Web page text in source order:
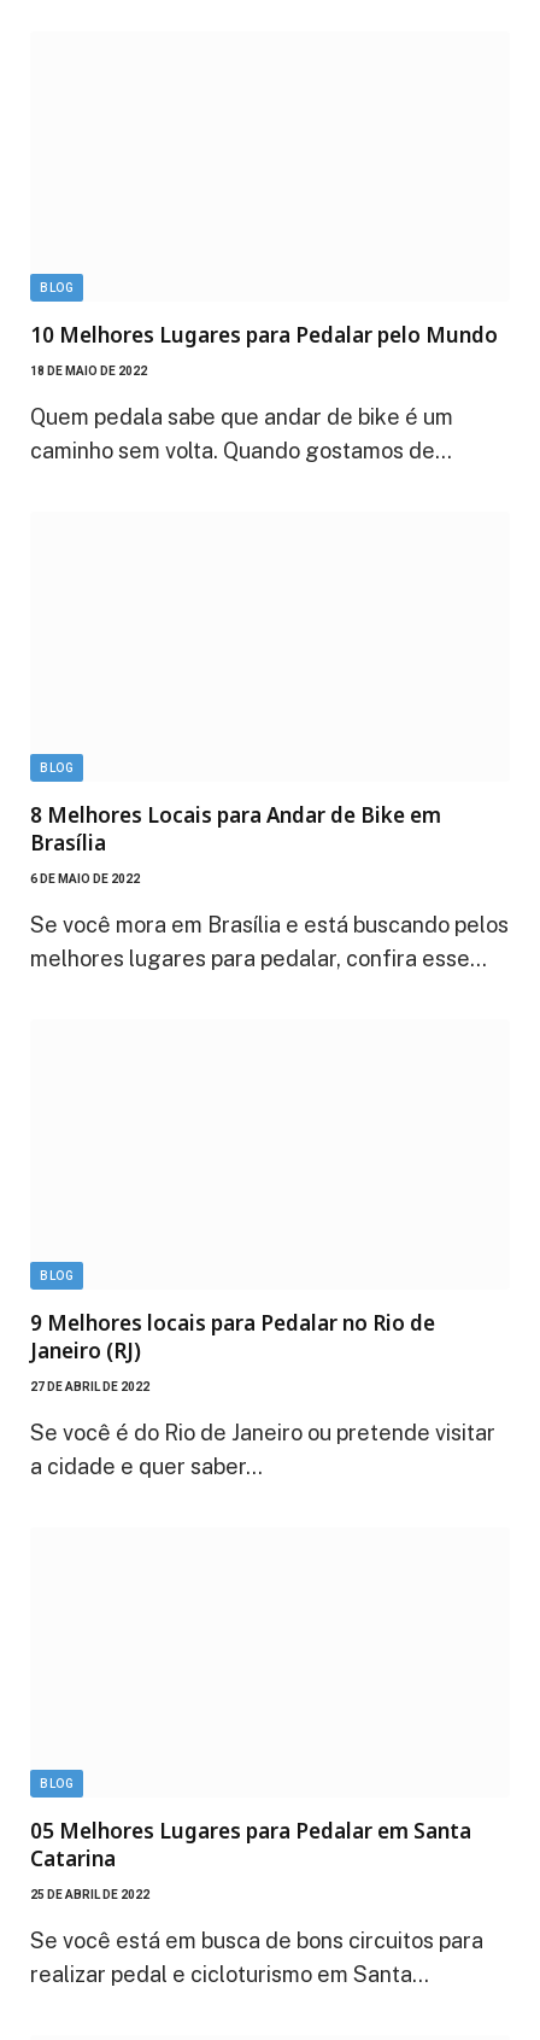
BLOG
10 Melhores Lugares para Pedalar pelo Mundo
18 DE MAIO DE 2022
Quem pedala sabe que andar de bike é um
caminho sem volta. Quando gostamos de…
BLOG
8 Melhores Locais para Andar de Bike em
Brasília
6 DE MAIO DE 2022
Se você mora em Brasília e está buscando pelos
melhores lugares para pedalar, confira esse…
BLOG
9 Melhores locais para Pedalar no Rio de
Janeiro (RJ)
27 DE ABRIL DE 2022
Se você é do Rio de Janeiro ou pretende visitar
a cidade e quer saber…
BLOG
05 Melhores Lugares para Pedalar em Santa
Catarina
25 DE ABRIL DE 2022
Se você está em busca de bons circuitos para
realizar pedal e cicloturismo em Santa…